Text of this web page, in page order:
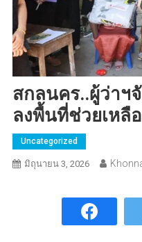
สกลนคร..ผู้ว่าฯ
ลงพื้นที่ช่วยเหลื
Uncategorized
มิถุนายน 3, 2026